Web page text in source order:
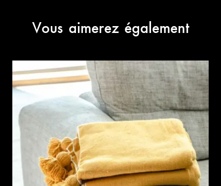
Vous aimerez également